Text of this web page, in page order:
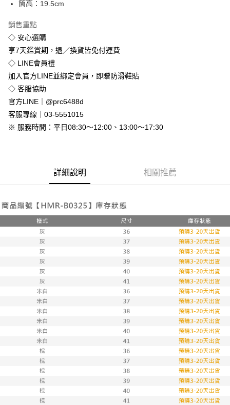
Google Pay
全盈+PAY
運送方式
全家付款取貨
免運費
付款後全家取貨
免運費
7-11付款取貨
離島郵局配送
每筆NT$90，滿NT$999(含以上)免運費
【宇迅國際】限一般住址，不支援智能櫃 查看運費
筒高：19.5cm
銷售重點
◇ 安心選購
享7天鑑賞期，退／換貨皆免付運費
◇ LINE會員禮
加入官方LINE並綁定會員，即贈防滑鞋貼
◇ 客服協助
官方LINE｜@prc6488d
客服專線｜03-5551015
※ 服務時間：平日08:30～12:00、13:00～17:30
詳細說明 相關推薦